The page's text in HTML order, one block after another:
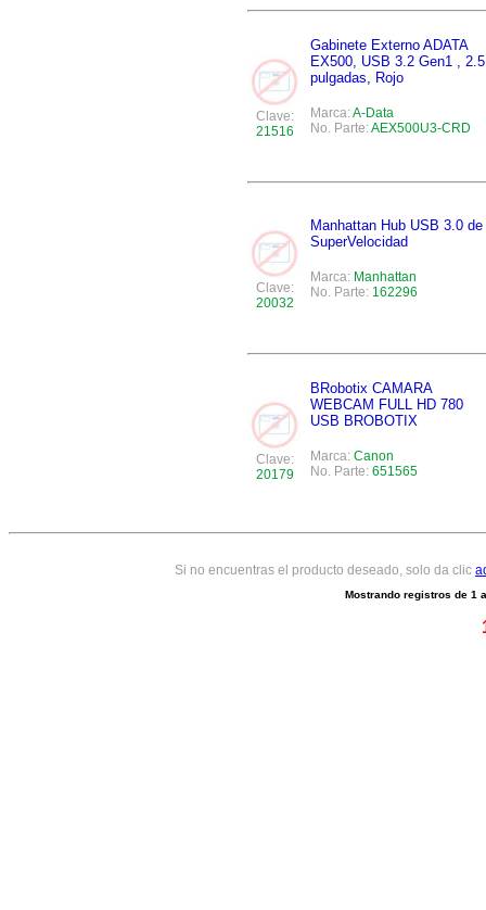
Clave:
21516
Gabinete Externo ADATA
EX500, USB 3.2 Gen1 , 2.5
pulgadas, Rojo
Marca:A-Data
No. Parte:AEX500U3-CRD
Clave:
20032
Manhattan Hub USB 3.0 de
SuperVelocidad
Marca: Manhattan
No. Parte: 162296
Clave:
20179
BRobotix CAMARA
WEBCAM FULL HD 780
USB BROBOTIX
Marca: Canon
No. Parte: 651565
Si no encuentras el producto deseado, solo da clic
Mostrando registros de 1